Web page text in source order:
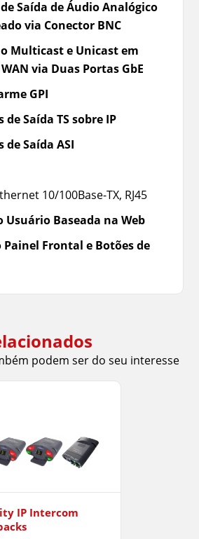
Saída de Áudio Analógico
via Conector BNC
Multicast e Unicast em
via Duas Portas GbE
GPI
de Saída TS sobre IP
de Saída ASI
10/100Base-TX, RJ45
Usuário Baseada na Web
Painel Frontal e Botões de
podem ser do seu interesse
IP Intercom